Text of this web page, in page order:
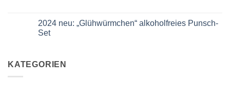
der
Slow
Food
Nachfolger*in
gesucht
2024 neu: „Glühwürmchen“ alkoholfreies Punsch-
Set
2024
neu:
KATEGORIEN